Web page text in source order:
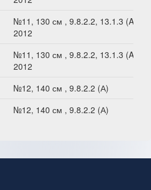
№11, 130 см , 9.8.2.2, 13.1.3 (A) -
2012
№11, 130 см , 9.8.2.2, 13.1.3 (A) -
2012
№12, 140 см , 9.8.2.2 (А)
№12, 140 см , 9.8.2.2 (А)